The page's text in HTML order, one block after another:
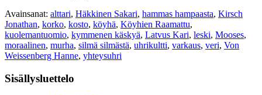
Avainsanat: alttari, Häkkinen Sakari, hammas hampaasta, Kirsch
Jonathan, korko, kosto, köyhä, Köyhien Raamattu,
kuolemantuomio, kymmenen käskyä, Latvus Kari, leski, Mooses,
moraalinen, murha, silmä silmästä, uhrikultti, varkaus, veri, Von
Weissenberg Hanne, yhteysuhri
Sisällysluettelo